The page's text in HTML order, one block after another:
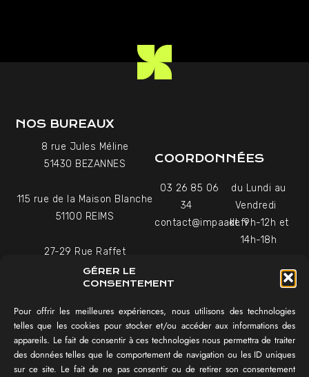
GÉRER LE
CONSENTEMENT
Pour offrir les meilleures expériences, nous utilisons des technologies
telles que les cookies pour stocker et/ou accéder aux informations des
appareils. Le fait de consentir à ces technologies nous permettra de traiter
des données telles que le comportement de navigation ou les ID uniques
sur ce site. Le fait de ne pas consentir ou de retirer son consentement
NOS BUREAUX
8 rue Jules Méline
51430 BEZANNES
115 rue de la Maison Blanche
51100 REIMS
27-29 Rue Raffet
75016 PARIS
COORDONNÉES
03 26 85 06
34
contact@impaakt.fr
du Lundi au
Vendredi
de 9h-12h et
14h-18h
vous
NAVIGATION
Témoignages vidéo
Équipe
Réalisations